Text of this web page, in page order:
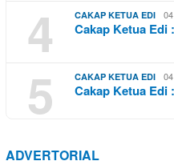
4 CAKAP KETUA EDI
Cakap Ketua
5 CAKAP KETUA EDI
Cakap Ketua
ADVERTORIAL